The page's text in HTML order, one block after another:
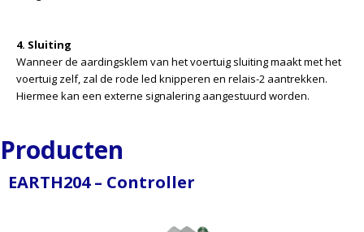
4. Sluiting
Wanneer de aardingsklem van het voertuig sluiting maakt met het
voertuig zelf, zal de rode led knipperen en relais-2 aantrekken.
Hiermee kan een externe signalering aangestuurd worden.
Producten
EARTH204 – Controller